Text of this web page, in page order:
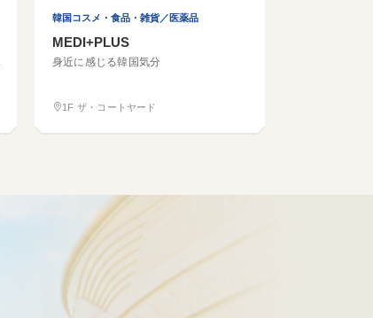
韓国コスメ・食品・雑貨／医薬品
MEDI+PLUS
身近に感じる韓国気分
1F ザ・コートヤード